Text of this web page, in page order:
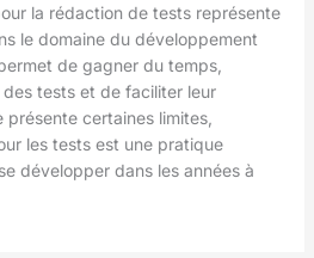
la rédaction de tests représente
le domaine du développement
de gagner du temps,
des tests et de faciliter leur
présente certaines limites,
les tests est une pratique
développer dans les années à